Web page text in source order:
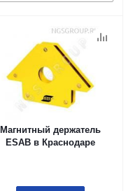
Магнитный держатель
ESAB в Краснодаре